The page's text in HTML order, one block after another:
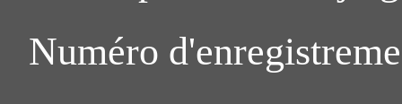
Numéro